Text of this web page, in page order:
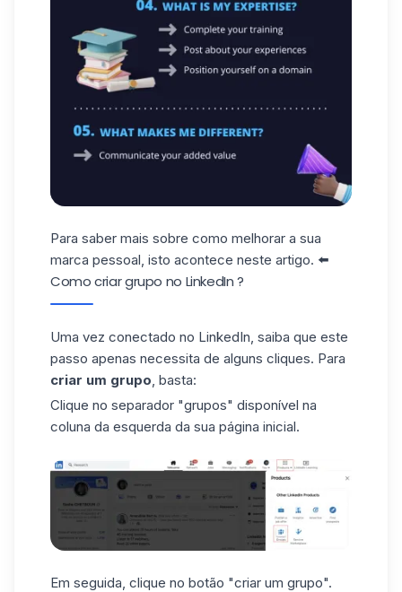
Para saber mais sobre como melhorar a sua
marca pessoal, isto acontece neste artigo. ⬅️
Como criar grupo no LinkedIn ?
Uma vez conectado no LinkedIn, saiba que este
passo apenas necessita de alguns cliques. Para
criar um grupo, basta:
Clique no separador "grupos" disponível na
coluna da esquerda da sua página inicial.
Em seguida, clique no botão "criar um grupo".